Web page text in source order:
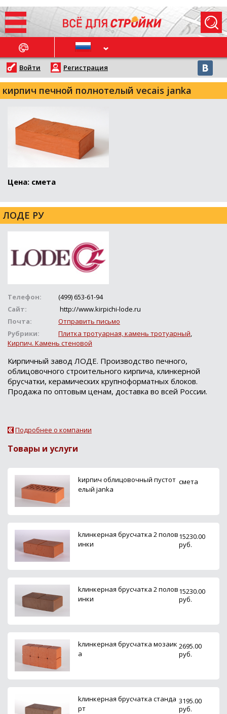
НОВОСТИ
Войти Регистрация
кирпич печной полнотелый vecais janka
Цена: смета
ЛОДЕ РУ
Телефон:
(499) 653-61-94
Сайт:
http://www.kirpichi-lode.ru
Почта:
Отправить письмо
Рубрики:
Плитка тротуарная, камень тротуарный,
Кирпич. Камень стеновой
Кирпичный завод ЛОДЕ. Производство печного,
облицовочного строительного кирпича, клинкерной
брусчатки, керамических крупноформатных блоков.
Продажа по оптовым ценам, доставка во всей России.
Подробнее о компании
Товары и услуги
kирпич облицовочный пустот
елый janka
смета
kлинкерная брусчатка 2 полов
инки
15230.00
руб.
kлинкерная брусчатка 2 полов
инки
15230.00
руб.
kлинкерная брусчатка мозаик
а
2695.00
руб.
kлинкерная брусчатка станда
рт
3195.00
руб.